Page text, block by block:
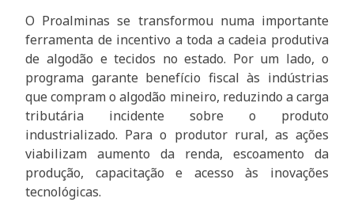
O Proalminas se transformou numa importante
ferramenta de incentivo a toda a cadeia produtiva
de algodão e tecidos no estado. Por um lado, o
programa garante benefício fiscal às indústrias
que compram o algodão mineiro, reduzindo a carga
tributária incidente sobre o produto
industrializado. Para o produtor rural, as ações
viabilizam aumento da renda, escoamento da
produção, capacitação e acesso às inovações
tecnológicas.